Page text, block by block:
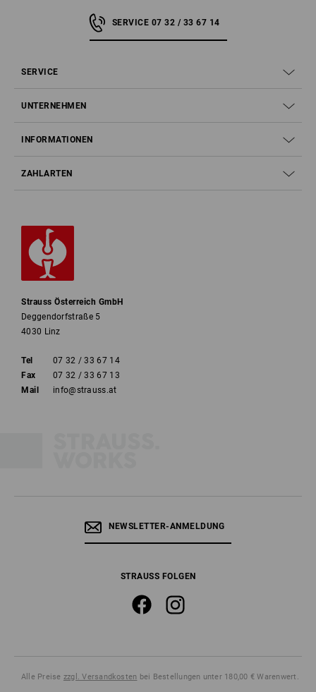
SERVICE 07 32 / 33 67 14
SERVICE
UNTERNEHMEN
INFORMATIONEN
ZAHLARTEN
Strauss Österreich GmbH
Deggendorfstraße 5
4030 Linz
Tel
07 32 / 33 67 14
Fax
07 32 / 33 67 13
Mail
info@strauss.at
NEWSLETTER-ANMELDUNG
STRAUSS FOLGEN
Alle Preise zzgl. Versandkosten bei Bestellungen unter 180,00 € Warenwert.